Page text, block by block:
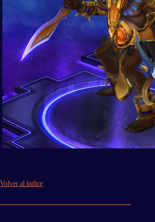
Volver al índice